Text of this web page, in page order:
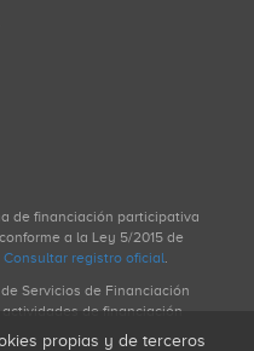
de financiación participativa
a la Ley 5/2015 de
Consultar registro oficial.
Servicios de Financiación
de financiación
propias y de terceros